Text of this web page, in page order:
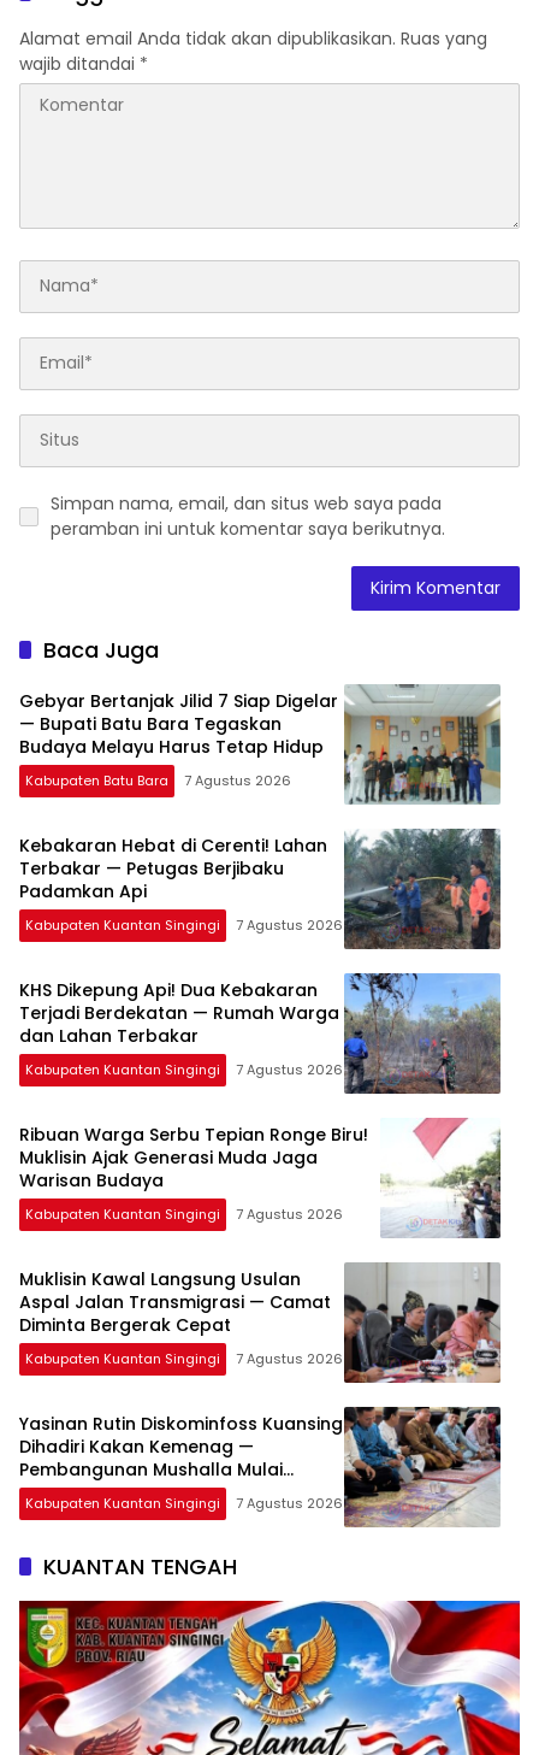
Alamat email Anda tidak akan dipublikasikan. Ruas yang
wajib ditandai *
Simpan nama, email, dan situs web saya pada
peramban ini untuk komentar saya berikutnya.
Baca Juga
Gebyar Bertanjak Jilid 7 Siap Digelar
— Bupati Batu Bara Tegaskan
Budaya Melayu Harus Tetap Hidup
Kabupaten Batu Bara 7 Agustus 2026
Kebakaran Hebat di Cerenti! Lahan
Terbakar — Petugas Berjibaku
Padamkan Api
Kabupaten Kuantan Singingi 7 Agustus 2026
KHS Dikepung Api! Dua Kebakaran
Terjadi Berdekatan — Rumah Warga
dan Lahan Terbakar
Kabupaten Kuantan Singingi 7 Agustus 2026
Ribuan Warga Serbu Tepian Ronge Biru!
Muklisin Ajak Generasi Muda Jaga
Warisan Budaya
Kabupaten Kuantan Singingi 7 Agustus 2026
Muklisin Kawal Langsung Usulan
Aspal Jalan Transmigrasi — Camat
Diminta Bergerak Cepat
Kabupaten Kuantan Singingi 7 Agustus 2026
Yasinan Rutin Diskominfoss Kuansing
Dihadiri Kakan Kemenag —
Pembangunan Mushalla Mulai
Dirancang
Kabupaten Kuantan Singingi 7 Agustus 2026
KUANTAN TENGAH